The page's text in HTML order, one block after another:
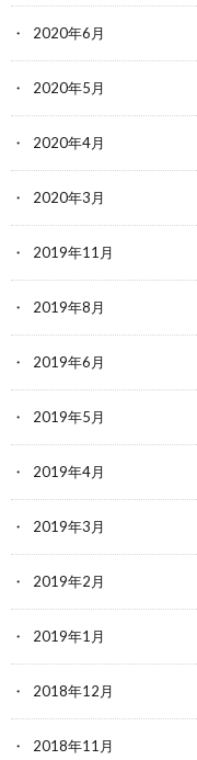
2020年6月
2020年5月
2020年4月
2020年3月
2019年11月
2019年8月
2019年6月
2019年5月
2019年4月
2019年3月
2019年2月
2019年1月
2018年12月
2018年11月